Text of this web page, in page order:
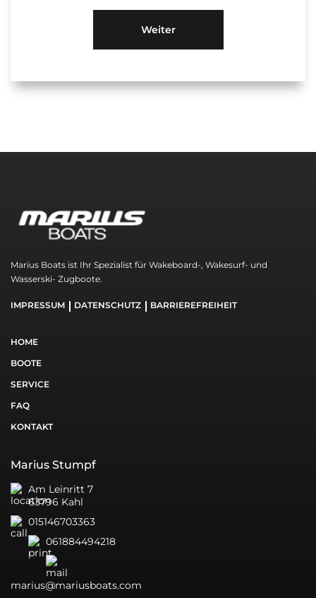
Marius Boats ist Ihr Spezialist für Wakeboard-, Wakesurf- und
Wasserski- Zugboote.
IMPRESSUM DATENSCHUTZ BARRIEREFREIHEIT
HOME
BOOTE
SERVICE
FAQ
KONTAKT
Marius Stumpf
Am Leinritt 7
63796 Kahl
015146703363
061884494218
marius@mariusboats.com